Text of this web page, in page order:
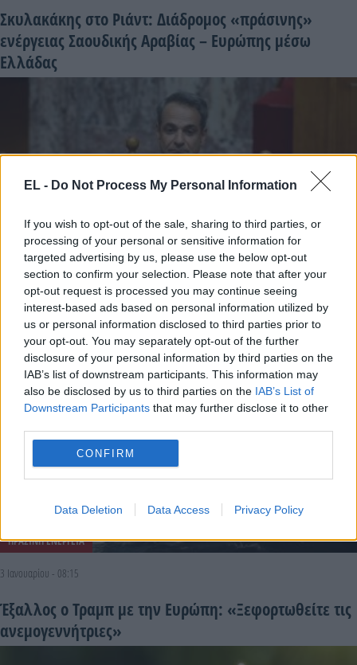
EL - Do Not Process My Personal Information
If you wish to opt-out of the sale, sharing to third parties, or
processing of your personal or sensitive information for
targeted advertising by us, please use the below opt-out
section to confirm your selection. Please note that after your
opt-out request is processed you may continue seeing
interest-based ads based on personal information utilized by
us or personal information disclosed to third parties prior to
your opt-out. You may separately opt-out of the further
disclosure of your personal information by third parties on the
IAB’s list of downstream participants. This information may
also be disclosed by us to third parties on the IAB’s List of
Downstream Participants that may further disclose it to other
CONFIRM
Data Deletion Data Access Privacy Policy
Σκυλακάκης στο Ριάντ: Διάδρομος «πράσινης»
ενέργειας Σαουδικής Αραβίας – Ευρώπης μέσω
Ελλάδας
ΠΡΑΣΙΝΗ ΕΝΕΡΓΕΙΑ
24 Ιανουαρίου - 16:04
Ο Μητσοτάκης ξαφνικά… εξυμνεί το φυσικό αέριο:
«Όταν δεν έχεις ήλιο και αέρα…», vid
ΠΡΑΣΙΝΗ ΕΝΕΡΓΕΙΑ
3 Ιανουαρίου - 08:15
Έξαλλος ο Τραμπ με την Ευρώπη: «Ξεφορτωθείτε τις
ανεμογεννήτριες»